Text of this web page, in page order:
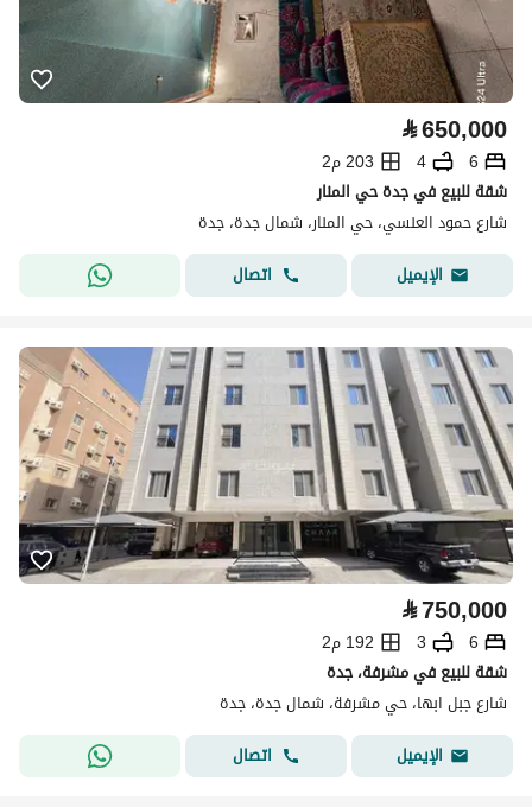
⃁650,000
6
4
203 م2
شقة للبيع في جدة حي المنار
شارع حمود العنسي، حي المنار، شمال جدة، جدة
الإيميل
اتصال
⃁750,000
6
3
192 م2
شقة للبيع في مشرفة، جدة
شارع جبل ابها، حي مشرفة، شمال جدة، جدة
الإيميل
اتصال